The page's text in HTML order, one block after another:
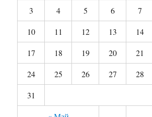
3
4 5 6 7
10
11 12 13 14
17
18 19 20 21
24
25 26 27 28
31